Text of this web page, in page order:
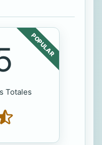
POPULAR
Totales